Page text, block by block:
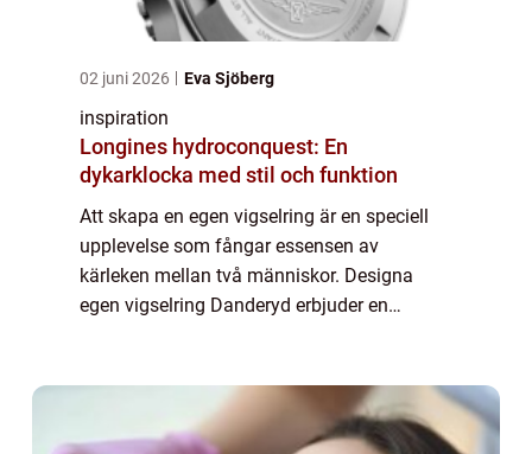
02 juni 2026 Eva Sjöberg
inspiration
Longines hydroconquest: En
dykarklocka med stil och funktion
Att skapa en egen vigselring är en speciell
upplevelse som fångar essensen av
kärleken mellan två människor. Designa
egen vigselring Danderyd erbjuder en